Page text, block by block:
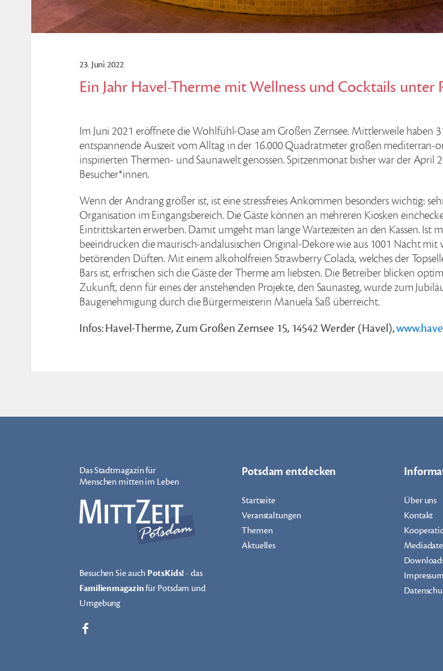
23. Juni 2022
Ein Jahr Havel-Therme mit Wellness und Cocktails unter
Im Juni 2021 eröffnete die Wohlfühl-Oase am Großen Zernsee. Mittlerweile haben
entspannende Auszeit vom Alltag in der 16.000 Quadratmeter großen mediterran-
inspirierten Thermen- und Saunawelt genossen. Spitzenmonat bisher war der April
Besucher*innen.
Wenn der Andrang größer ist, ist eine stressfreies Ankommen besonders wichtig:
Organisation im Eingangsbereich. Die Gäste können an mehreren Kiosken
Eintrittskarten erwerben. Damit umgeht man lange Wartezeiten an den Kassen. Ist
beeindrucken die maurisch-andalusischen Original-Dekore wie aus 1001 Nacht
betörenden Düften. Mit einem alkoholfreien Strawberry Colada, welches der
Bars ist, erfrischen sich die Gäste der Therme am liebsten. Die Betreiber blicken
Zukunft, denn für eines der anstehenden Projekte, den Saunasteg, wurde zum
Baugenehmigung durch die Bürgermeisterin Manuela Saß überreicht.
Infos: Havel-Therme, Zum Großen Zernsee 15, 14542 Werder (Havel),
Das Stadtmagazin für
Menschen mitten im Leben
Besuchen Sie auch PotsKids!- das
Familienmagazinfür Potsdam und
Umgebung
Potsdam entdecken
Startseite
Veranstaltungen
Themen
Aktuelles
Über uns
Kontakt
Impressum